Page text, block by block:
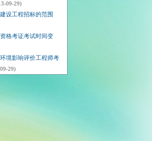
09-29)
设工程招标的范围
格考证考试时间变
境影响评价工程师考
29)